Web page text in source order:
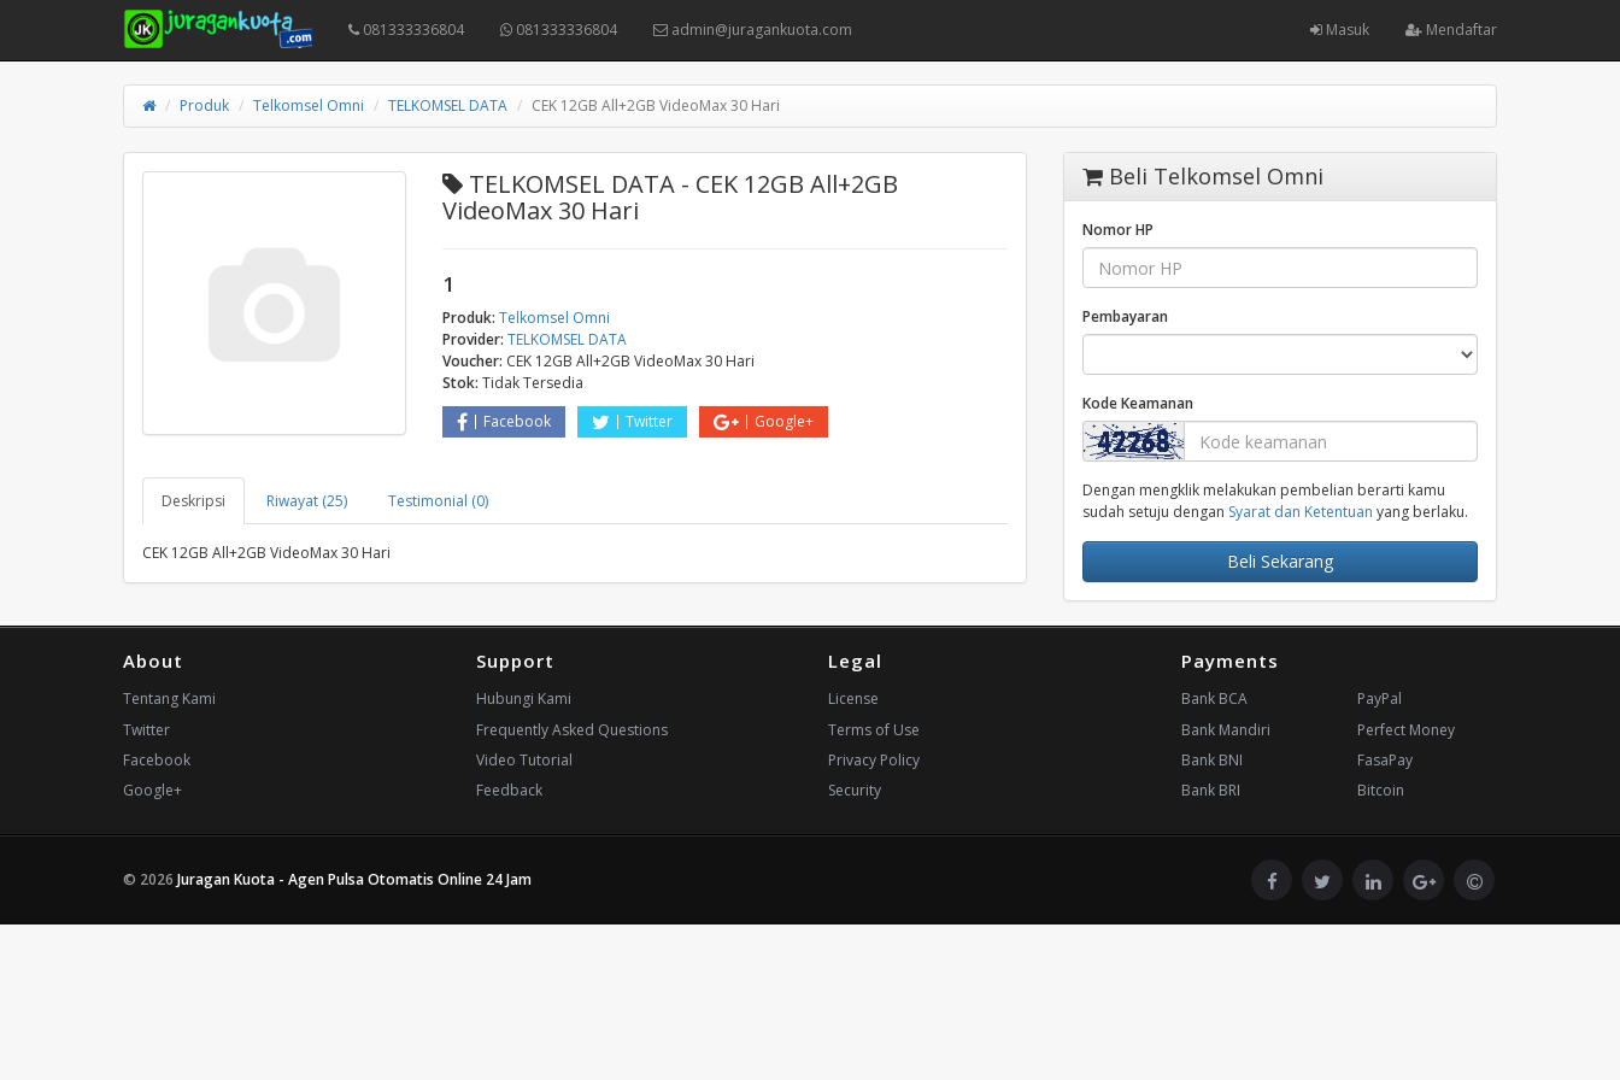
081333336804 081333336804 admin@juragankuota.com Masuk Mendaftar
Produk Telkomsel Omni TELKOMSEL DATA CEK 12GB All+2GB VideoMax 30 Hari
TELKOMSEL DATA - CEK 12GB All+2GB
VideoMax 30 Hari
1
Produk: Telkomsel Omni
Provider: TELKOMSEL DATA
Voucher: CEK 12GB All+2GB VideoMax 30 Hari
Stok: Tidak Tersedia
Facebook
Twitter Google+
Deskripsi Riwayat (25) Testimonial (0)
CEK 12GB All+2GB VideoMax 30 Hari
Beli Telkomsel Omni
Nomor HP
Pembayaran
Kode Keamanan
Dengan mengklik melakukan pembelian berarti kamu
sudah setuju dengan Syarat dan Ketentuan yang berlaku.
Beli Sekarang
About
Tentang Kami
Twitter
Facebook
Google+
Support
Hubungi Kami
Frequently Asked Questions
Video Tutorial
Feedback
Legal
License
Terms of Use
Privacy Policy
Security
Payments
Bank BCA
Bank Mandiri
Bank BNI
Bank BRI
PayPal
Perfect Money
FasaPay
Bitcoin
© 2026 Juragan Kuota - Agen Pulsa Otomatis Online 24 Jam